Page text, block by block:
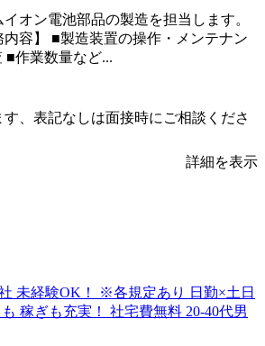
オン電池部品の製造を担当します。
内容】 ■製造装置の操作・メンテナン
■作業数量など...
、表記なしは面接時にご相談くださ
詳細を表示